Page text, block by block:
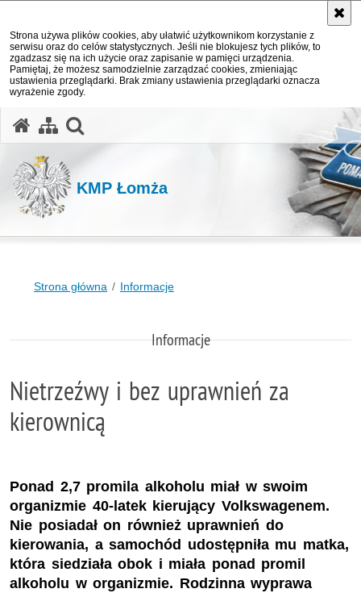
Strona używa plików cookies, aby ułatwić użytkownikom korzystanie z
serwisu oraz do celów statystycznych. Jeśli nie blokujesz tych plików, to
zgadzasz się na ich użycie oraz zapisanie w pamięci urządzenia.
Pamiętaj, że możesz samodzielnie zarządzać cookies, zmieniając
ustawienia przeglądarki. Brak zmiany ustawienia przeglądarki oznacza
wyrażenie zgody.
KMP Łomża
Strona główna Informacje
Informacje
Nietrzeźwy i bez uprawnień za
kierownicą
Ponad 2,7 promila alkoholu miał w swoim
organizmie 40-latek kierujący Volkswagenem.
Nie posiadał on również uprawnień do
kierowania, a samochód udostępniła mu matka,
która siedziała obok i miała ponad promil
alkoholu w organizmie. Rodzinna wyprawa